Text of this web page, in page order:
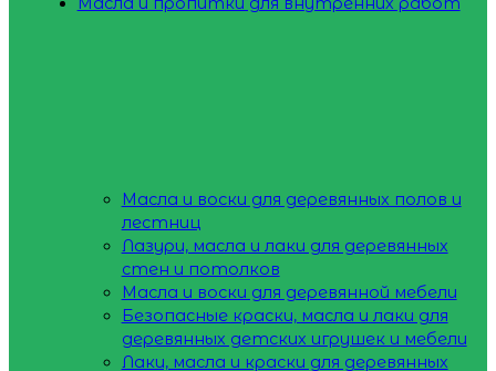
Масла и воски для деревянных полов и
лестниц
Лазури, масла и лаки для деревянных
стен и потолков
Масла и воски для деревянной мебели
Безопасные краски, масла и лаки для
деревянных детских игрушек и мебели
Лаки, масла и краски для деревянных